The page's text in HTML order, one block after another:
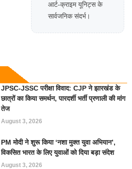
आर्ट-क्राइम यूनिट्स के
सार्वजनिक संदर्भ।
JPSC-JSSC परीक्षा विवाद: CJP ने झारखंड के
छात्रों का किया समर्थन, पारदर्शी भर्ती प्रणाली की मांग
तेज
August 3, 2026
PM मोदी ने शुरू किया ‘नशा मुक्त युवा अभियान’,
विकसित भारत के लिए युवाओं को दिया बड़ा संदेश
August 3, 2026